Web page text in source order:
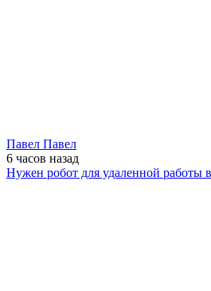
Павел Павел
6 часов назад
Нужен робот для удаленной работы